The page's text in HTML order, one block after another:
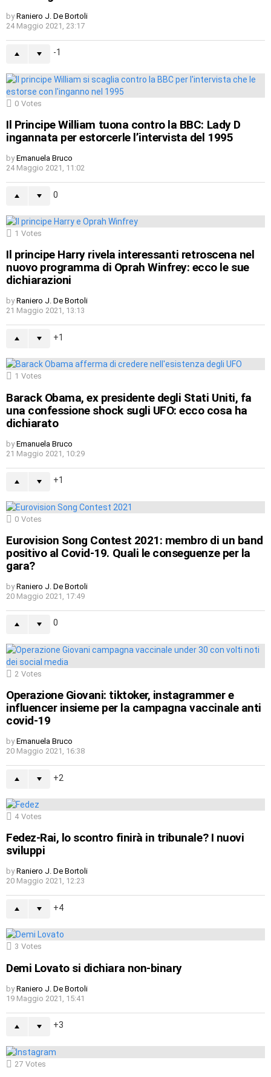
by Raniero J. De Bortoli
24 Maggio 2021, 23:17
-1
0 Votes
Il Principe William tuona contro la BBC: Lady D
ingannata per estorcerle l’intervista del 1995
by Emanuela Bruco
24 Maggio 2021, 11:02
0
1 Votes
Il principe Harry rivela interessanti retroscena nel
nuovo programma di Oprah Winfrey: ecco le sue
dichiarazioni
by Raniero J. De Bortoli
21 Maggio 2021, 13:13
1
1 Votes
Barack Obama, ex presidente degli Stati Uniti, fa
una confessione shock sugli UFO: ecco cosa ha
dichiarato
by Emanuela Bruco
21 Maggio 2021, 10:29
1
0 Votes
Eurovision Song Contest 2021: membro di un band
positivo al Covid-19. Quali le conseguenze per la
gara?
by Raniero J. De Bortoli
20 Maggio 2021, 17:49
0
2 Votes
Operazione Giovani: tiktoker, instagrammer e
influencer insieme per la campagna vaccinale anti
covid-19
by Emanuela Bruco
20 Maggio 2021, 16:38
2
4 Votes
Fedez-Rai, lo scontro finirà in tribunale? I nuovi
sviluppi
by Raniero J. De Bortoli
20 Maggio 2021, 12:23
4
3 Votes
Demi Lovato si dichiara non-binary
by Raniero J. De Bortoli
19 Maggio 2021, 15:41
3
27 Votes